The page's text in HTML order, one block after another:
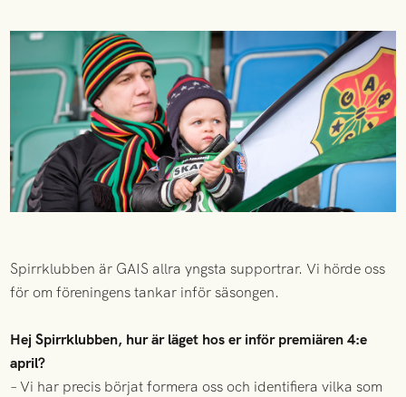
Spirrklubben är GAIS allra yngsta supportrar. Vi hörde oss
för om föreningens tankar inför säsongen.
Hej Spirrklubben, hur är läget hos er inför premiären 4:e
april?
– Vi har precis börjat formera oss och identifiera vilka som